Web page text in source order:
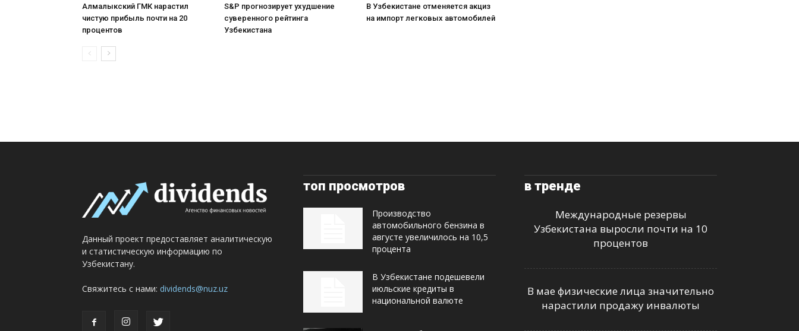
Алмалыкский ГМК нарастил
чистую прибыль почти на 20
процентов
S&P прогнозирует ухудшение
суверенного рейтинга
Узбекистана
В Узбекистане отменяется акциз
на импорт легковых автомобилей
Данный проект предоставляет аналитическую
и статистическую информацию по
Узбекистану.
Свяжитесь с нами: dividends@nuz.uz
топ просмотров
Производство
автомобильного бензина в
августе увеличилось на 10,5
процента
В Узбекистане подешевели
июльские кредиты в
национальной валюте
в тренде
Международные резервы
Узбекистана выросли почти на 10
процентов
В мае физические лица значительно
нарастили продажу инвалюты